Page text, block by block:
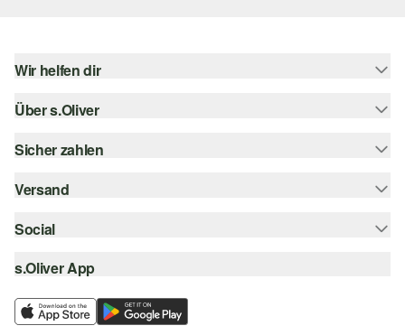
Wir helfen dir
Hilfe & FAQ
Größenberatung
Über s.Oliver
Newsletter
s.Oliver Card
Career
Wunschliste
Sicher zahlen
Rechnung
Kreditkarte
SSL-Verschlüsselung
Versand
Sendungsverfolgung
Post AT
Social
instagram
facebook
s.Oliver App